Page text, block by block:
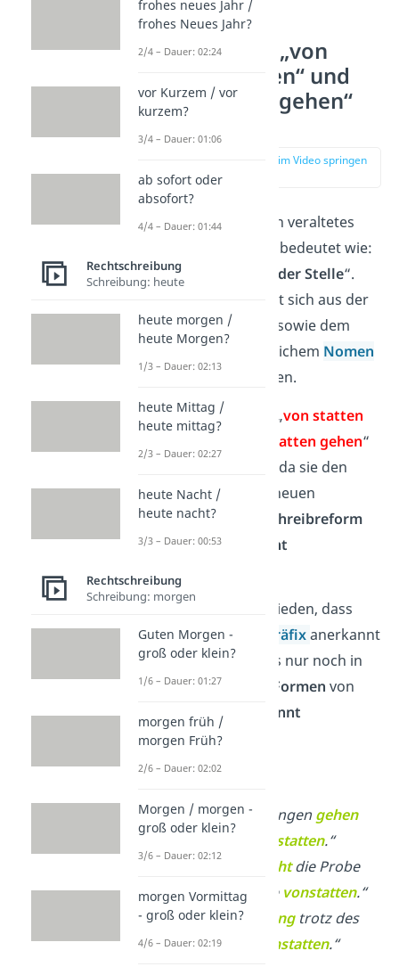
Warum sind „von
statten gehen“ und
„vonstatten gehen“
falsch?
zur Stelle im Video springen
„Vonstatten
“ ist ein veraltetes
das so viel bedeutet wie:
„voran von der Stelle“.
Das wiederum setzt sich aus der
Präposition
“ sowie dem
heute ungebräuchlichem Nomen
“ zusammen.
Die Schreibweisen „von statten
vonstatten gehen“
, da sie den
Anpassungen der neuen
deutschen
Rechtschreibreform
von 2004/2006
nicht
Dort wurde entschieden, dass
„vonstatten Präfixanerkannt
wird. Daher wird es nur noch in
denkonjugierten Formen von
Hauptsätzen
getrennt
geschrieben.
Beispiele:
„Die Verhandlungen gehen
vonstatten.“
gehtdie Probe
ohne Probleme vonstatten.“
„Das Festival
ging trotz des
Regens gut
vonstatten.“
frohes neues Jahr /
frohes Neues Jahr?
2/4 – Dauer: 02:24
vor Kurzem / vor
kurzem?
3/4 – Dauer: 01:06
ab sofort oder
absofort?
4/4 – Dauer: 01:44
Rechtschreibung
Schreibung: heute
heute morgen /
heute Morgen?
1/3 – Dauer: 02:13
heute Mittag /
heute mittag?
2/3 – Dauer: 02:27
heute Nacht /
heute nacht?
3/3 – Dauer: 00:53
Rechtschreibung
Schreibung: morgen
Guten Morgen -
groß oder klein?
1/6 – Dauer: 01:27
morgen früh /
morgen Früh?
2/6 – Dauer: 02:02
Morgen / morgen -
groß oder klein?
3/6 – Dauer: 02:12
morgen Vormittag
- groß oder klein?
4/6 – Dauer: 02:19